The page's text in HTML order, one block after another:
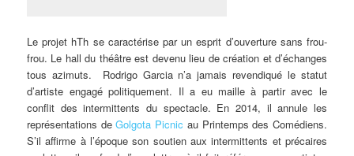
Le projet hTh se caractérise par un esprit d’ouverture sans frou-
frou. Le hall du théâtre est devenu lieu de création et d’échanges
tous azimuts. Rodrigo Garcia n’a jamais revendiqué le statut
d’artiste engagé politiquement. Il a eu maille à partir avec le
conflit des intermittents du spectacle. En 2014, il annule les
représentations deGolgota Picnic au Printemps des Comédiens.
S’il affirme à l’époque son soutien aux intermittents et précaires